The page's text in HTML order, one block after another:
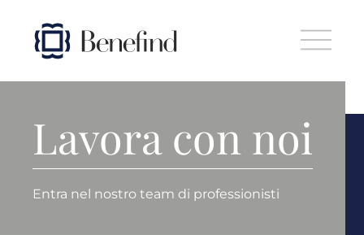
Skip to main content
Lavora con noi
Entra nel nostro team di professionisti